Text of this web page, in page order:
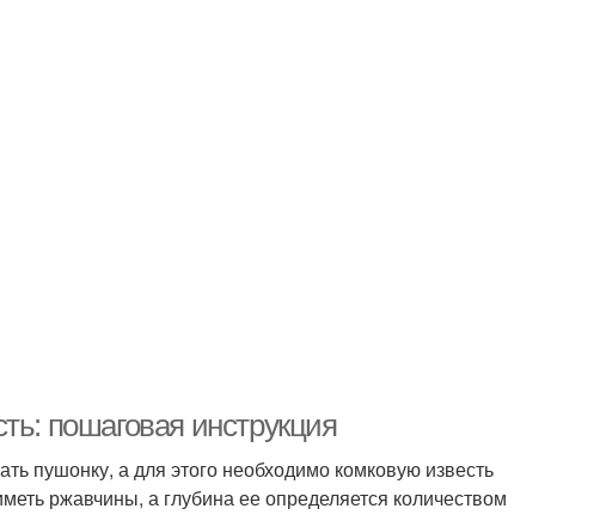
пошаговая инструкция
пушонку, а для этого необходимо комковую известь
ржавчины, а глубина ее определяется количеством